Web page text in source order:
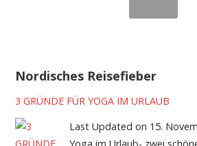
Nordisches Reisefieber
3 GRÜNDE FÜR YOGA IM URLAUB
Last Updated on 15.